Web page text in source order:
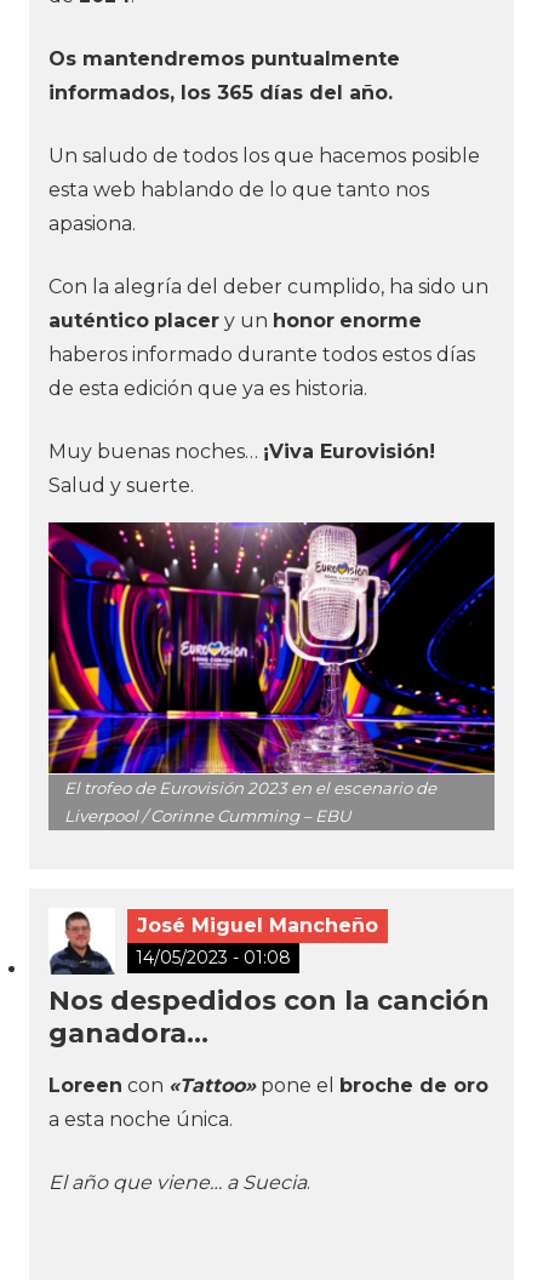
Os mantendremos puntualmente
informados, los 365 días del año.
Un saludo de todos los que hacemos posible
esta web hablando de lo que tanto nos
apasiona.
Con la alegría del deber cumplido, ha sido un
auténtico placer y un honor enorme
haberos informado durante todos estos días
de esta edición que ya es historia.
Muy buenas noches… ¡Viva Eurovisión!
Salud y suerte.
El trofeo de Eurovisión 2023 en el escenario de
Liverpool / Corinne Cumming – EBU
José Miguel Mancheño
14/05/2023 - 01:08
Nos despedidos con la canción
ganadora…
Loreen con «Tattoo» pone el broche de oro
a esta noche única.
El año que viene… a Suecia.